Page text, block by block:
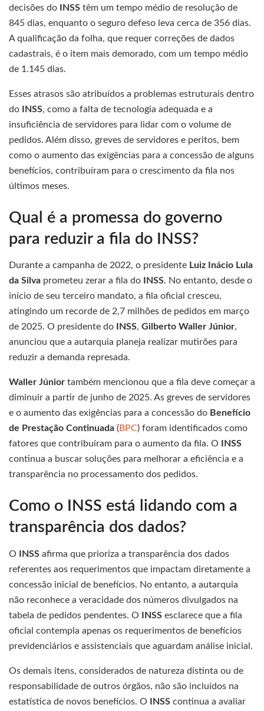
decisões do INSS têm um tempo médio de resolução de
845 dias, enquanto o seguro defeso leva cerca de 356 dias.
A qualificação da folha, que requer correções de dados
cadastrais, é o item mais demorado, com um tempo médio
de 1.145 dias.
Esses atrasos são atribuídos a problemas estruturais dentro
do
INSS, como a falta de tecnologia adequada e a
insuficiência de servidores para lidar com o volume de
pedidos. Além disso, greves de servidores e peritos, bem
como o aumento das exigências para a concessão de alguns
benefícios, contribuíram para o crescimento da fila nos
últimos meses.
Qual é a promessa do governo
para reduzir a fila do INSS?
Durante a campanha de 2022, o presidente Luiz Inácio Lula
da Silva prometeu zerar a fila do INSS. No entanto, desde o
início de seu terceiro mandato, a fila oficial cresceu,
atingindo um recorde de 2,7 milhões de pedidos em março
de 2025. O presidente do
INSS, Gilberto Waller Júnior,
anunciou que a autarquia planeja realizar mutirões para
reduzir a demanda represada.
Waller Júnior também mencionou que a fila deve começar a
diminuir a partir de junho de 2025. As greves de servidores
e o aumento das exigências para a concessão do Benefício
de Prestação Continuada (BPC) foram identificados como
fatores que contribuíram para o aumento da fila. O
INSS
continua a buscar soluções para melhorar a eficiência e a
transparência no processamento dos pedidos.
Como o INSS está lidando com a
transparência dos dados?
O INSS afirma que prioriza a transparência dos dados
referentes aos requerimentos que impactam diretamente a
concessão inicial de benefícios. No entanto, a autarquia
não reconhece a veracidade dos números divulgados na
tabela de pedidos pendentes. O
INSS esclarece que a fila
oficial contempla apenas os requerimentos de benefícios
previdenciários e assistenciais que aguardam análise inicial.
Os demais itens, considerados de natureza distinta ou de
responsabilidade de outros órgãos, não são incluídos na
estatística de novos benefícios. O
INSS continua a avaliar